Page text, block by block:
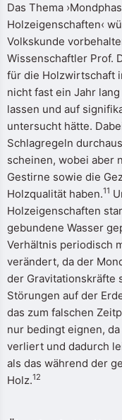
Das Thema
Holzeigenschaften‹
Volkskunde
Wissenschaftler Prof.
für die Holzwirtschaft
nicht fast ein Jahr
lassen und auf
untersucht hätte.
Schlagregeln
scheinen, wobei aber
Gestirne sowie die
Holzqualität haben.11
Holzeigenschaften
gebundene Wasser
Verhältnis periodisch
verändert, da der
der Gravitationskräfte
Störungen auf der
das zum falschen
nur bedingt eignen,
verliert und dadurch
als das während der
Holz.12